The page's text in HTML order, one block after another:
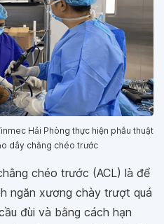
Hải Phòng thực hiện phẫu thuật
dây chằng chéo trước
chéo trước (ACL) là để
ngăn xương chày trượt quá
đùi và bằng cách hạn